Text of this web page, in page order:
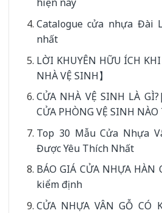
Catalogue cửa nhựa Đài
nhất
LỜI KHUYÊN HỮU ÍCH
NHÀ VỆ SINH】
CỬA NHÀ VỆ SINH LÀ
CỬA PHÒNG VỆ SINH
Top 30 Mẫu Cửa Nhựa
Được Yêu Thích Nhất
BÁO GIÁ CỬA NHỰA
kiểm định
CỬA NHỰA VÂN GỖ CÓ